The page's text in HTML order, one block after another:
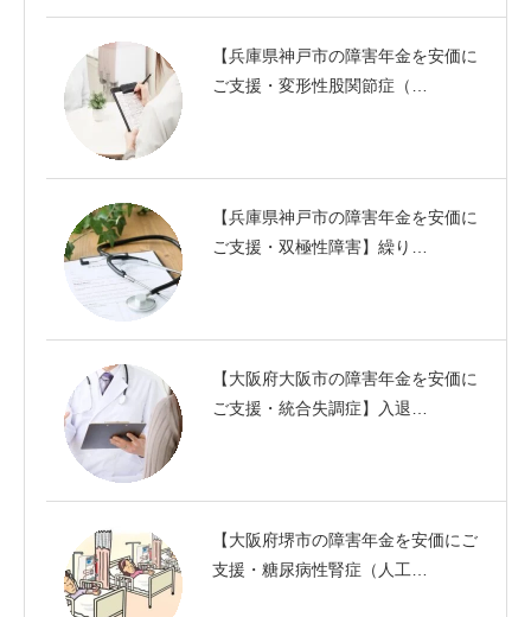
【兵庫県神戸市の障害年金を安価に
ご支援・変形性股関節症（…
【兵庫県神戸市の障害年金を安価に
ご支援・双極性障害】繰り…
【大阪府大阪市の障害年金を安価に
ご支援・統合失調症】入退…
【大阪府堺市の障害年金を安価にご
支援・糖尿病性腎症（人工…